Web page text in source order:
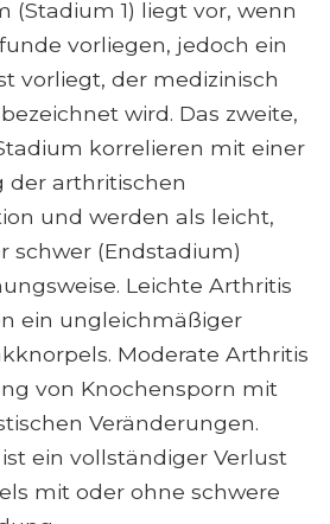
(Stadium 1) liegt vor, wenn
vorliegen, jedoch ein
vorliegt, der medizinisch
wird. Das zweite,
korrelieren mit einer
der arthritischen
und werden als leicht,
schwer (Endstadium)
Leichte Arthritis
ein ungleichmäßiger
Moderate Arthritis
von Knochensporn mit
Veränderungen.
ein vollständiger Verlust
mit oder ohne schwere